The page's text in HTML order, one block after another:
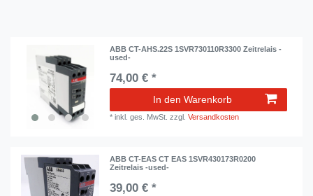
ABB CT-AHS.22S 1SVR730110R3300 Zeitrelais -
used-
74,00 € *
In den Warenkorb
*inkl. ges. MwSt. zzgl.Versandkosten
ABB CT-EAS CT EAS 1SVR430173R0200
Zeitrelais -used-
39,00 € *